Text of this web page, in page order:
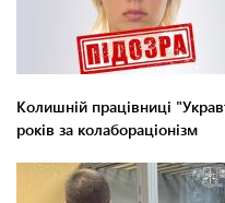
Колишній працівниці
років за колабораціонізм